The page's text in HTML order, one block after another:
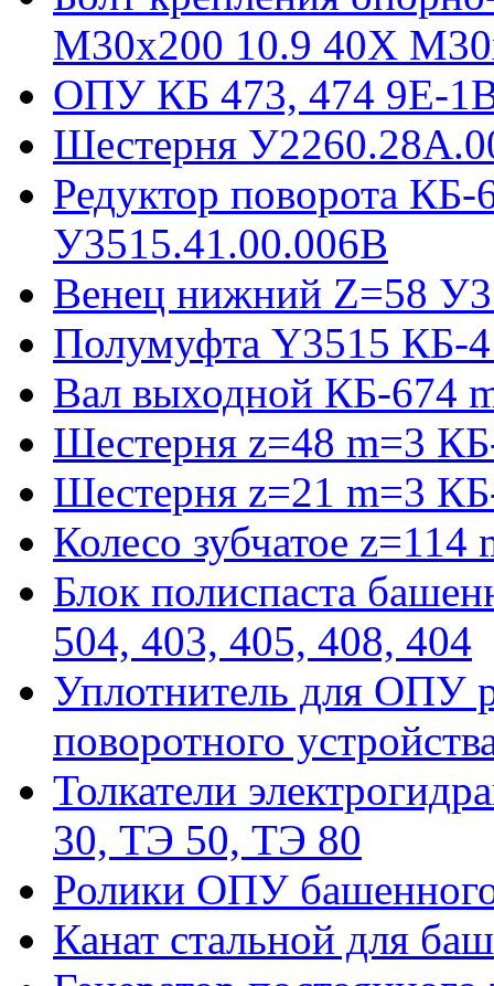
М30х200 10.9 40Х
ОПУ КБ 473, 474 9E-
Шестерня
Редуктор поворота КБ-
У3515.41.00.006В
Венец нижний Z=58
Полумуфта Y3515 КБ-
Вал выходной КБ-674
Шестерня z=48 m=3
Шестерня z=21 m=3
Колесо зубчатое
Блок полиспаста
504, 403, 405, 408, 404
Уплотнитель для ОПУ
поворотного
Толкатели
30, ТЭ 50, ТЭ 80
Ролики ОПУ
Канат стальной для